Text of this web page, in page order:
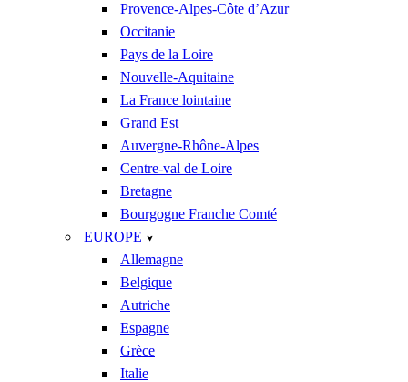
Provence-Alpes-Côte d’Azur
Occitanie
Pays de la Loire
Nouvelle-Aquitaine
La France lointaine
Grand Est
Auvergne-Rhône-Alpes
Centre-val de Loire
Bretagne
Bourgogne Franche Comté
EUROPE
Allemagne
Belgique
Autriche
Espagne
Grèce
Italie